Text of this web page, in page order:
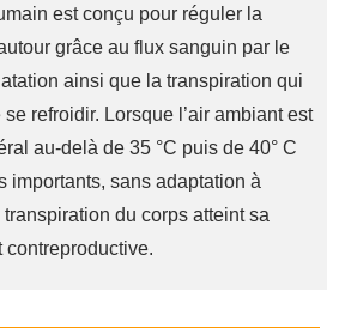
est conçu pour réguler la
grâce au flux sanguin par le
ainsi que la transpiration qui
refroidir. Lorsque l’air ambiant est
au-delà de 35 °C puis de 40° C
importants, sans adaptation à
transpiration du corps atteint sa
contreproductive.